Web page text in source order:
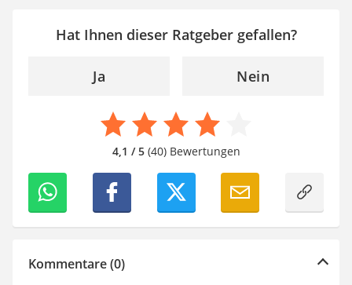
Hat Ihnen dieser Ratgeber gefallen?
Ja Nein
4,1 / 5(40) Bewertungen
Kommentare (0)